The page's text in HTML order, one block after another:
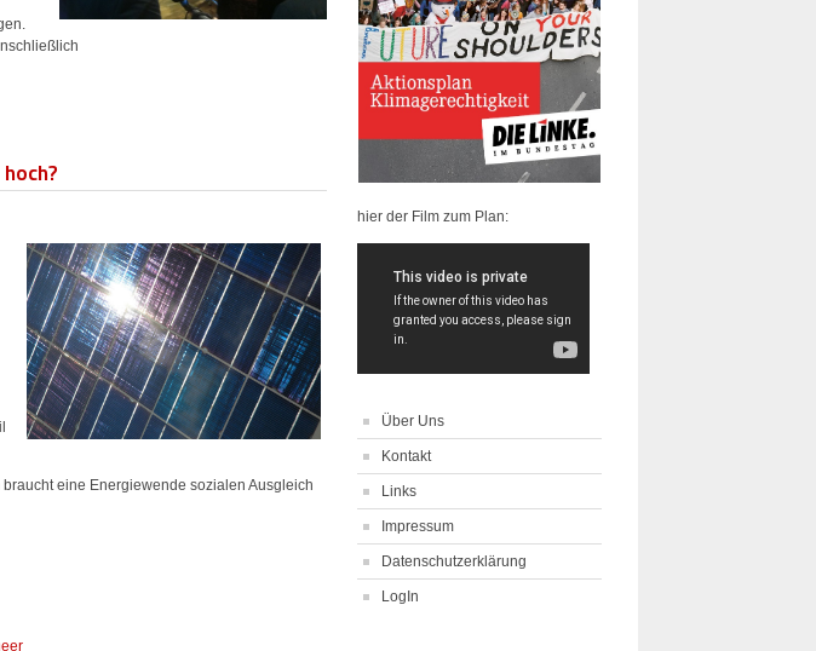
eine Energiewende sozialen Ausgleich
hier der Film zum Plan:
Über Uns
Kontakt
Links
Impressum
Datenschutzerklärung
LogIn